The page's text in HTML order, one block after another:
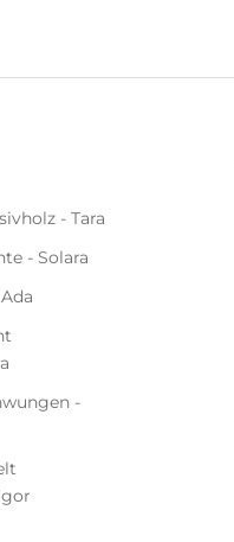
- Tara
- Solara
-